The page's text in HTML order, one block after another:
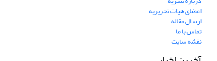
اعضای هیات تحریریه
ارسال مقاله
تماس با ما
نقشه سایت